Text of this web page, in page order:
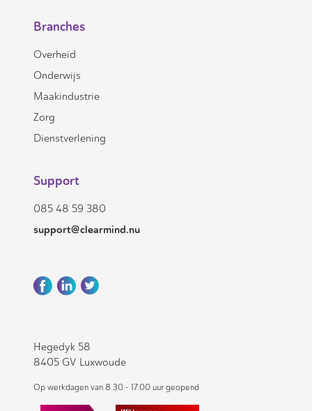
Branches
Overheid
Onderwijs
Maakindustrie
Zorg
Dienstverlening
Support
085 48 59 380
support@clearmind.nu
Hegedyk 58
8405 GV Luxwoude
Op werkdagen van 8.30 - 17.00 uur geopend